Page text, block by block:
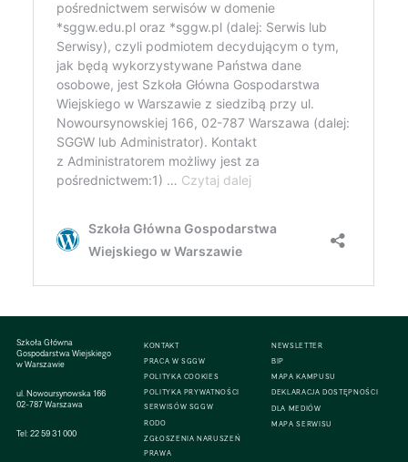
Szkoła Główna
Gospodarstwa Wiejskiego
w Warszawie
ul. Nowoursynowska 166
02-787 Warszawa
Tel:22 59 31 000
KONTAKT
PRACA W SGGW
POLITYKA COOKIES
POLITYKA PRYWATNOŚCI
SERWISÓW SGGW
RODO
ZGŁOSZENIA NARUSZEŃ
PRAWA
NEWSLETTER
BIP
MAPA KAMPUSU
DEKLARACJA DOSTĘPNOŚCI
DLA MEDIÓW
MAPA SERWISU